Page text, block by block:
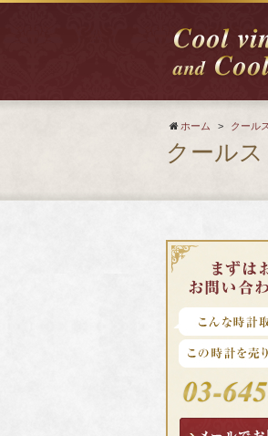
ホーム > クール
クール